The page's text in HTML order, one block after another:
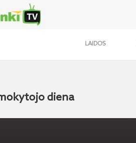
LAIDOS
diena